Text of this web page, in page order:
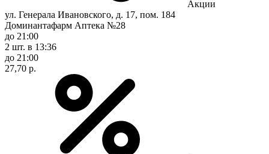
Акции
ул. Генерала Ивановского, д. 17, пом. 184
Доминантафарм Аптека №28
до 21:00
2 шт. в 13:36
до 21:00
27,70 р.